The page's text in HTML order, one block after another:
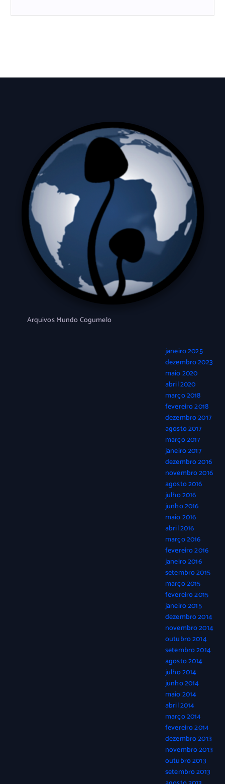
Arquivos Mundo Cogumelo
janeiro 2025
dezembro 2023
maio 2020
abril 2020
março 2018
fevereiro 2018
dezembro 2017
agosto 2017
março 2017
janeiro 2017
dezembro 2016
novembro 2016
agosto 2016
julho 2016
junho 2016
maio 2016
abril 2016
março 2016
fevereiro 2016
janeiro 2016
setembro 2015
março 2015
fevereiro 2015
janeiro 2015
dezembro 2014
novembro 2014
outubro 2014
setembro 2014
agosto 2014
julho 2014
junho 2014
maio 2014
abril 2014
março 2014
fevereiro 2014
dezembro 2013
novembro 2013
outubro 2013
setembro 2013